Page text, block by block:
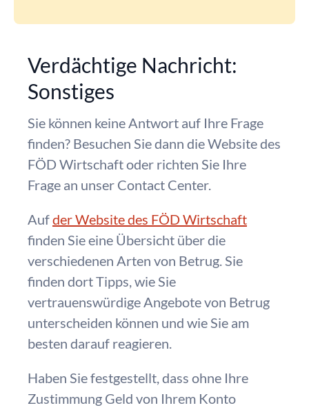
Verdächtige Nachricht:
Sonstiges
Sie können keine Antwort auf Ihre Frage
finden? Besuchen Sie dann die Website des
FÖD Wirtschaft oder richten Sie Ihre
Frage an unser Contact Center.
Aufder Website des FÖD Wirtschaft
finden Sie eine Übersicht über die
verschiedenen Arten von Betrug. Sie
finden dort Tipps, wie Sie
vertrauenswürdige Angebote von Betrug
unterscheiden können und wie Sie am
besten darauf reagieren.
Haben Sie festgestellt, dass ohne Ihre
Zustimmung Geld von Ihrem Konto